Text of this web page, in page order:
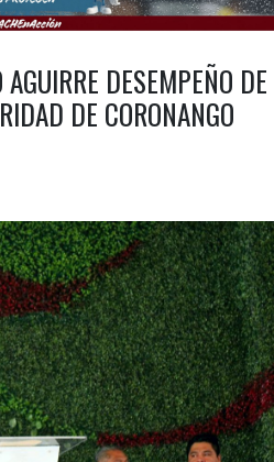
DESEMPEÑO DE
DE CORONANGO